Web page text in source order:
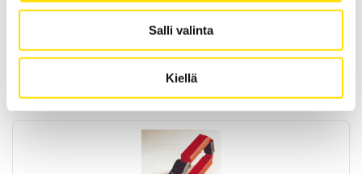
Salli valinta
Kiellä
soveltuu käytettäväksi maadoitusrimoille suoritettavissa
mittauksissa. Mahdollista käyttää myös maaperän resistiivisyyden
sekä jatkuvuuden mittaamiseen. Laite on varustettu muistilla.